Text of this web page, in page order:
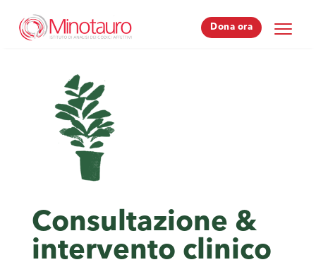
Dona ora
Dona ora
Consultazione &
intervento clinico